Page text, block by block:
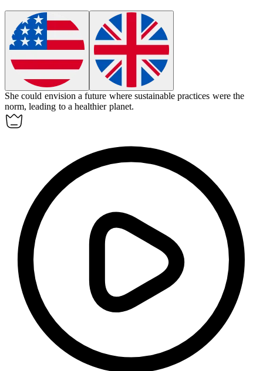
She could envision a future where sustainable practices were the
norm, leading to a healthier planet.